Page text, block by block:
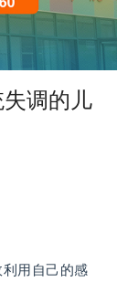
失调的儿
用自己的感